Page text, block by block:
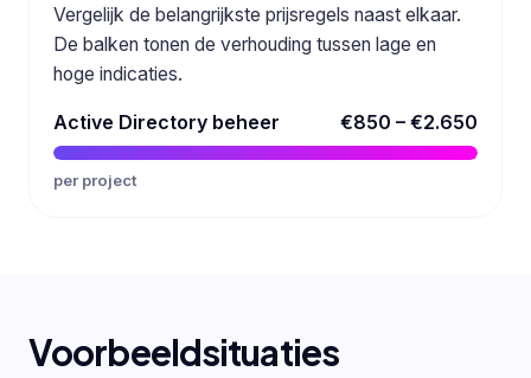
Vergelijk de belangrijkste prijsregels naast elkaar.
De balken tonen de verhouding tussen lage en
hoge indicaties.
Active Directory beheer €850 – €2.650
per project
Voorbeeldsituaties